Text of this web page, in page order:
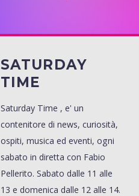
SATURDAY
TIME
Saturday Time , e' un
contenitore di news, curiosità,
ospiti, musica ed eventi, ogni
sabato in diretta con Fabio
Pellerito. Sabato dalle 11 alle
13 e domenica dalle 12 alle 14.